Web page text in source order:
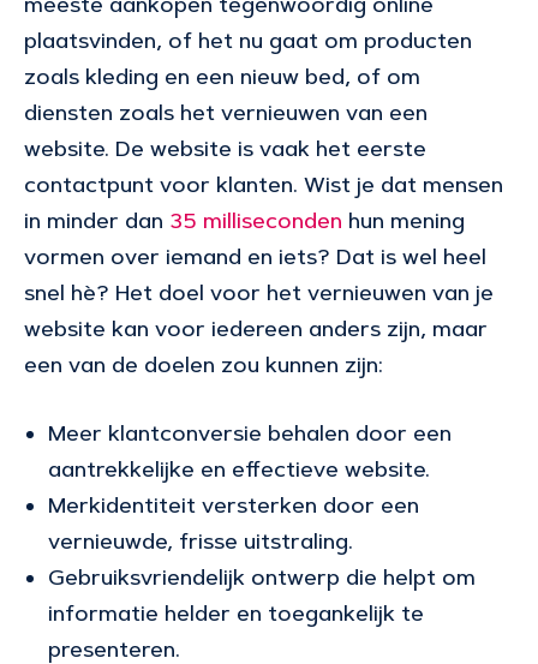
plaatsvinden, of het nu gaat om producten
zoals kleding en een nieuw bed, of om
diensten zoals het vernieuwen van een
website. De website is vaak het eerste
contactpunt voor klanten. Wist je dat mensen
in minder dan 35 milliseconden hun mening
vormen over iemand en iets? Dat is wel heel
snel hè? Het doel voor het vernieuwen van je
website kan voor iedereen anders zijn, maar
een van de doelen zou kunnen zijn:
Meer klantconversie behalen door een
aantrekkelijke en effectieve website.
Merkidentiteit versterken door een
vernieuwde, frisse uitstraling.
Gebruiksvriendelijk ontwerp die helpt om
informatie helder en toegankelijk te
presenteren.